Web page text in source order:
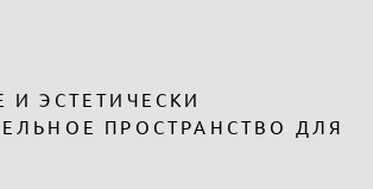
И ЭСТЕТИЧЕСКИ
ПРОСТРАНСТВО ДЛЯ